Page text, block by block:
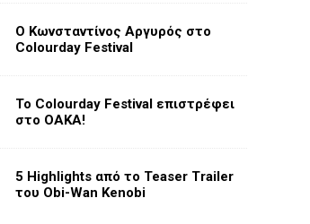
O Κωνσταντίνος Αργυρός στο
Colourday Festival
Το Colourday Festival επιστρέφει
στο ΟΑΚΑ!
5 Highlights από το Teaser Trailer
του Obi-Wan Kenobi